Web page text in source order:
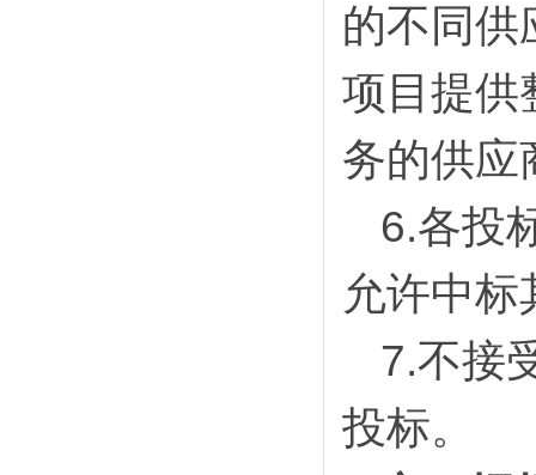
的不同供
项目提供
务的供应
6.各投
允许中标
7.不接
投标。